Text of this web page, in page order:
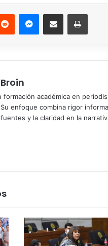
Reddit MessengerCompartir vía correo electrónicoImprimir
formación académica en
enfoque combina rigor
y la claridad en la